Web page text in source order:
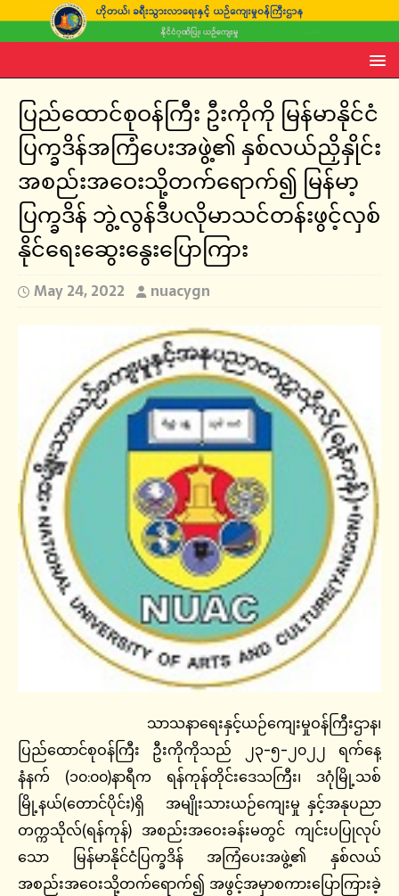
ပြည်ထောင်စုဝန်ကြီး ဦးကိုကို မြန်မာနိုင်ငံ
ပြက္ခဒိန်အကြံပေးအဖွဲ့၏ နှစ်လယ်ညှိနှိုင်း
အစည်းအဝေးသို့တက်ရောက်၍ မြန်မာ့
ပြက္ခဒိန် ဘွဲ့လွန်ဒီပလိုမာသင်တန်းဖွင့်လှစ်
နိုင်ရေးဆွေးနွေးပြောကြား
May 24, 2022 nuacygn
သာသနာရေးနှင့်ယဉ်ကျေးမှုဝန်ကြီးဌာန၊
ပြည်ထောင်စုဝန်ကြီး ဦးကိုကိုသည် ၂၃-၅-၂၀၂၂ ရက်နေ့
နံနက် (၁၀:၀၀)နာရီက ရန်ကုန်တိုင်းဒေသကြီး၊ ဒဂုံမြို့သစ်
မြို့နယ်(တောင်ပိုင်း)ရှိ အမျိုးသားယဉ်ကျေးမှု နှင့်အနုပညာ
တက္ကသိုလ်(ရန်ကုန်) အစည်းအဝေးခန်းမတွင် ကျင်းပပြုလုပ်
သော မြန်မာနိုင်ငံပြက္ခဒိန် အကြံပေးအဖွဲ့၏ နှစ်လယ်
အစည်းအဝေးသို့တက်ရောက်၍ အဖွင့်အမှာစကားပြောကြားခဲ့